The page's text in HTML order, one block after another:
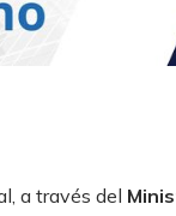
a través del